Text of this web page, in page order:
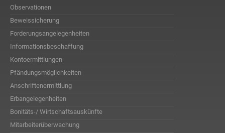
Observationen
Beweissicherung
Forderungsangelegenheiten
Informationsbeschaffung
Kontoermittlungen
Pfändungsmöglichkeiten
Anschriftenermittlung
Erbangelegenheiten
Bonitäts-/ Wirtschaftsauskünfte
Mitarbeiterüberwachung